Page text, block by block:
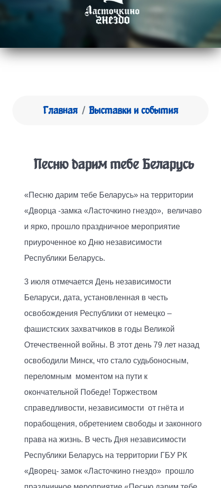
Главная Выставки и события
Песню дарим тебе Беларусь
«Песню дарим тебе Беларусь» на территории
«Дворца -замка «Ласточкино гнездо», величаво
и ярко, прошло праздничное мероприятие
приуроченное ко Дню независимости
Республики Беларусь.
3 июля отмечается День независимости
Беларуси, дата, установленная в честь
освобождения Республики от немецко –
фашистских захватчиков в годы Великой
Отечественной войны. В этот день 79 лет назад
освободили Минск, что стало судьбоносным,
переломным моментом на пути к
окончательной Победе! Торжеством
справедливости, независимости от гнёта и
порабощения, обретением свободы и законного
права на жизнь. В честь Дня независимости
Республики Беларусь на территории ГБУ РК
«Дворец- замок «Ласточкино гнездо» прошло